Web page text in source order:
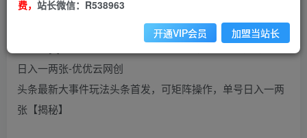
您当前未登录！建议登陆后购买，可保存购买订单
头条最新大事件玩法头条首发，可矩阵操作，单号日入一两
张【揭秘】
费， 站长微信：R538963
开通VIP会员 加盟当站长